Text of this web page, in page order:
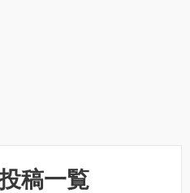
稿一覧